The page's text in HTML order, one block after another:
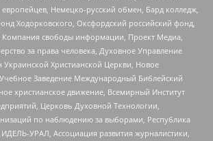
Немецко-русский обмен, Бард колледж,
Ходорковского, Оксфордский российский фонд,
свободы информации, Проект Медиа,
за права человека, Духовное Управление
Украинской Христианской Церкви, Новое
Заведение Международный Библейский
христианское движение, Всемирный Институт
Церковь Духовной Технологии,
по наблюдению за выборами, Республика
УРАЛ, Ассоциация развития журналистики,